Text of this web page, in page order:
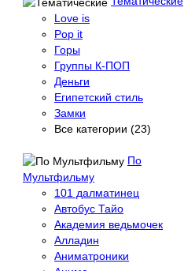
Love is
Pop it
Горы
Группы К-ПОП
Деньги
Египетский стиль
Замки
Все категории (23)
По
Мультфильму
101 далматинец
Автобус Тайо
Академия ведьмочек
Алладин
Аниматроники